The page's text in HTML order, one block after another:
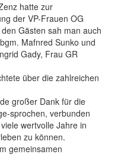
hatte zur
der VP-Frauen OG
Gästen sah man auch
Mafnred Sunko und
Gady, Frau GR
über die zahlreichen
großer Dank für die
sprochen, verbunden
wertvolle Jahre in
zu können.
gemeinsamen